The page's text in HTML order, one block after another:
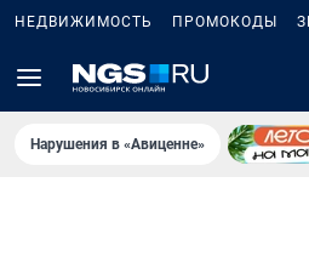
НЕДВИЖИМОСТЬ ПРОМОКОДЫ
Нарушения в «Авиценне»